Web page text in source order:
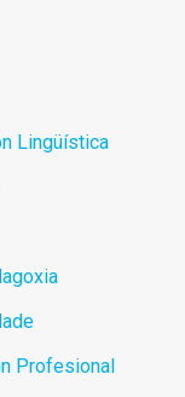
Lingüística
Profesional